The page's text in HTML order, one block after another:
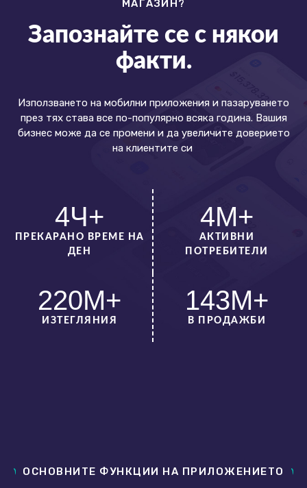
МАГАЗИН?
Запознайте се с някои
факти.
Използването на мобилни приложения и пазаруването
през тях става все по-популярно всяка година. Вашия
бизнес може да се промени и да увеличите доверието
на клиентите си
4Ч+
ПРЕКАРАНО ВРЕМЕ НА
ДЕН
4М+
АКТИВНИ
ПОТРЕБИТЕЛИ
220М+
ИЗТЕГЛЯНИЯ
143М+
В ПРОДАЖБИ
ОСНОВНИТЕ ФУНКЦИИ НА ПРИЛОЖЕНИЕТО